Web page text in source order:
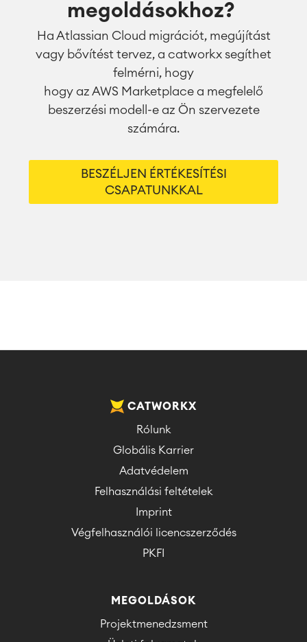
megoldásokhoz?
Ha Atlassian Cloud migrációt, megújítást
vagy bővítést tervez, a catworkx segíthet
felmérni, hogy
hogy az AWS Marketplace a megfelelő
beszerzési modell-e az Ön szervezete
számára.
BESZÉLJEN ÉRTÉKESÍTÉSI
CSAPATUNKKAL
CATWORKX
Rólunk
Globális Karrier
Adatvédelem
Felhasználási feltételek
Imprint
Végfelhasználói licencszerződés
PKFI
MEGOLDÁSOK
Projektmenedzsment